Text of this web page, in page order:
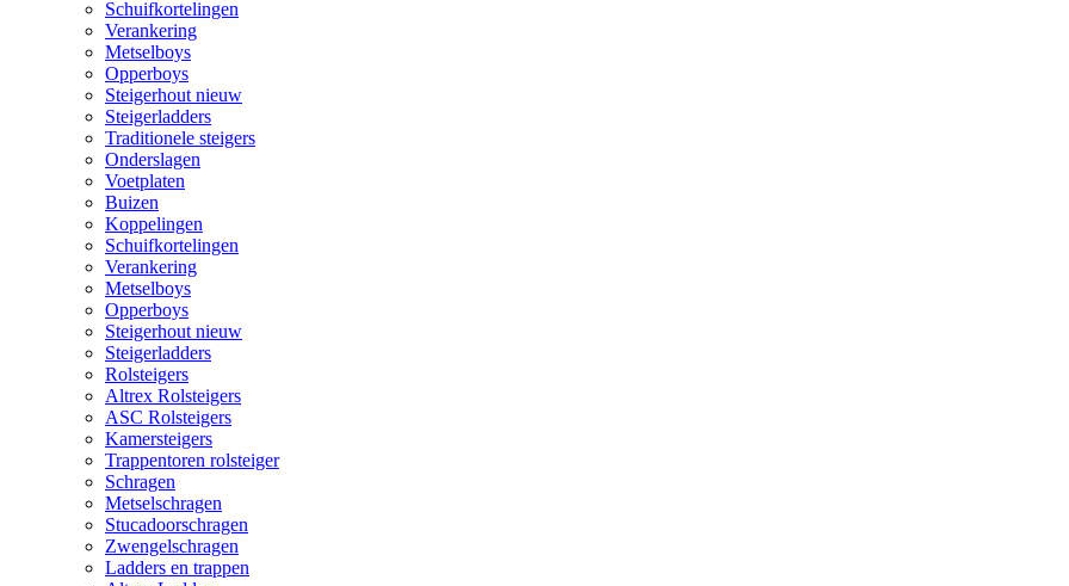
Schuifkortelingen
Verankering
Metselboys
Opperboys
Steigerhout nieuw
Steigerladders
Traditionele steigers
Onderslagen
Voetplaten
Buizen
Koppelingen
Schuifkortelingen
Verankering
Metselboys
Opperboys
Steigerhout nieuw
Steigerladders
Rolsteigers
Altrex Rolsteigers
ASC Rolsteigers
Kamersteigers
Trappentoren rolsteiger
Schragen
Metselschragen
Stucadoorschragen
Zwengelschragen
Ladders en trappen